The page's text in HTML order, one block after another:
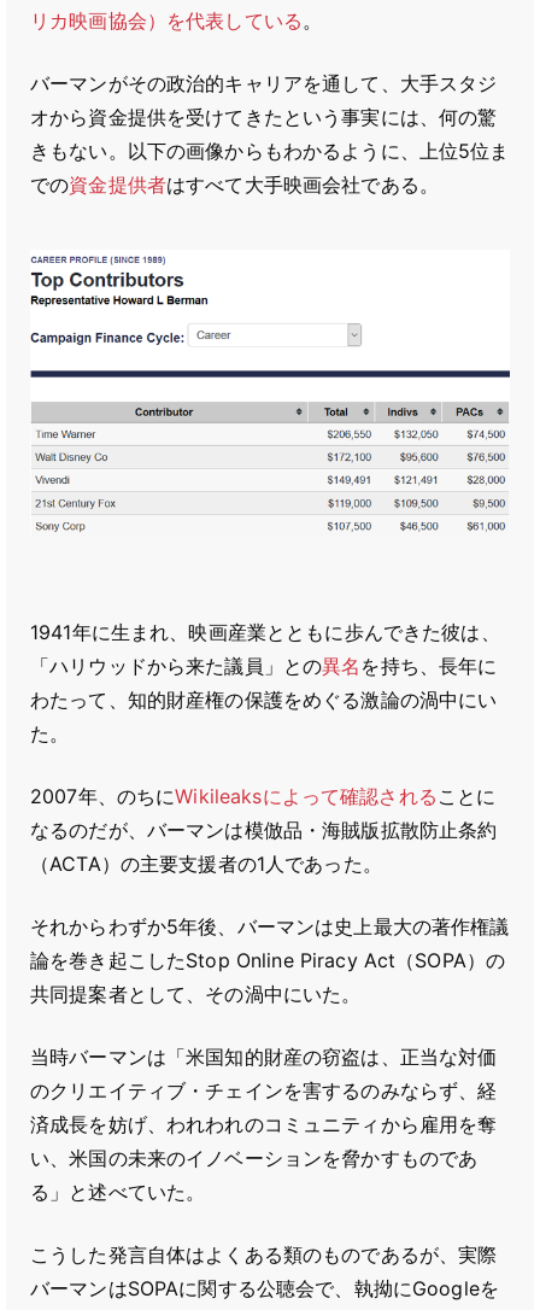
リカ映画協会）を代表している。
バーマンがその政治的キャリアを通して、大手スタジ
オから資金提供を受けてきたという事実には、何の驚
きもない。以下の画像からもわかるように、上位5位ま
での資金提供者はすべて大手映画会社である。
1941年に生まれ、映画産業とともに歩んできた彼は、
「ハリウッドから来た議員」との異名 を持ち、長年に
わたって、知的財産権の保護をめぐる激論の渦中にい
た。
2007年、のちにWikileaksによって確認される ことに
なるのだが、バーマンは模倣品・海賊版拡散防止条約
（ACTA）の主要支援者の1人であった。
それからわずか5年後、バーマンは史上最大の著作権議
論を巻き起こしたStop Online Piracy Act（SOPA）の
共同提案者として、その渦中にいた。
当時バーマンは「米国知的財産の窃盗は、正当な対価
のクリエイティブ・チェインを害するのみならず、経
済成長を妨げ、われわれのコミュニティから雇用を奪
い、米国の未来のイノベーションを脅かすものであ
る」と述べていた。
こうした発言自体はよくある類のものであるが、実際
バーマンはSOPAに関する公聴会で、執拗にGoogleを